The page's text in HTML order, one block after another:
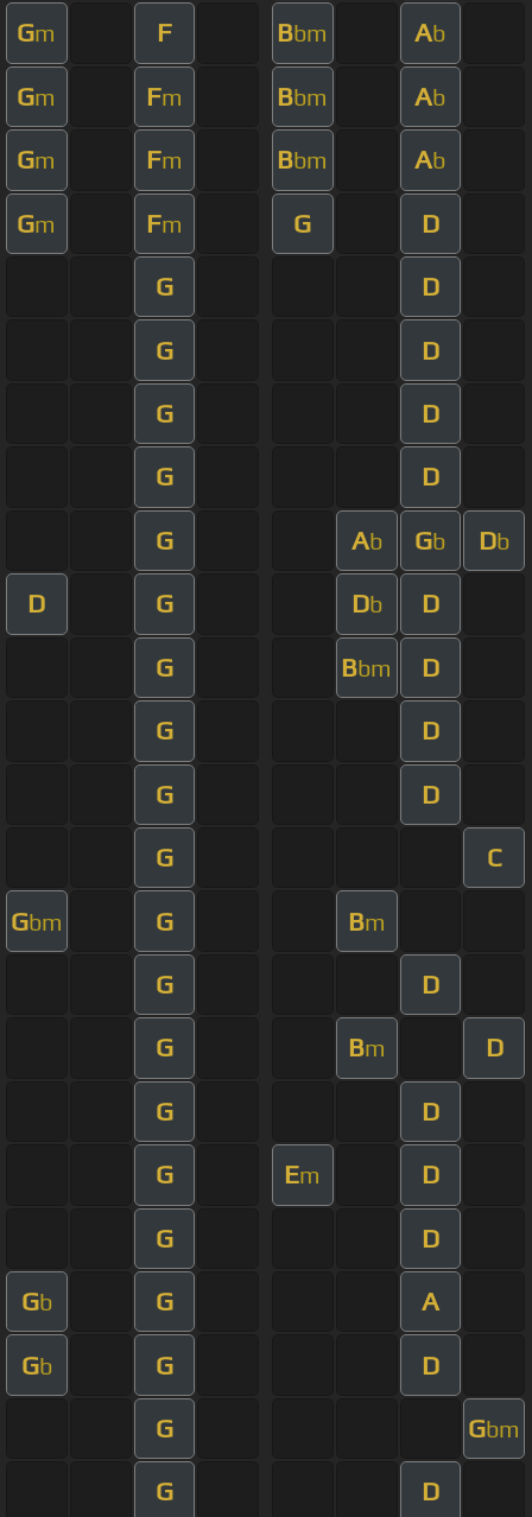
Gm F Bbm Ab
Gm Fm Bbm Ab
Gm Fm Bbm Ab
Gm Fm G D
G D
G D
G D
G D
G Ab Gb Db
D G Db D
G Bbm D
G D
G D
G C
Gbm G Bm
G D
G Bm D
G D
G Em D
G D
Gb G A
Gb G D
G Gbm
G D